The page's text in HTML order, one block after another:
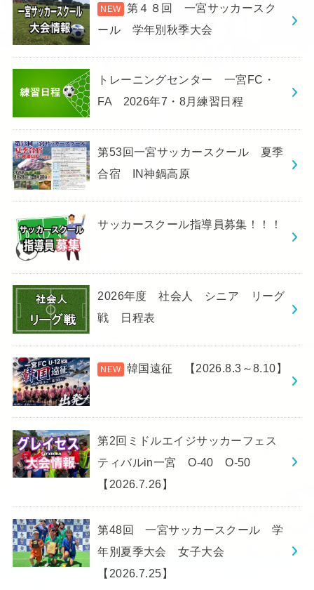
第４８回 一宮サッカースク
ール 学年別秋季大会
トレーニングセンター 一宮FC・
FA 2026年7・8月練習日程
第53回一宮サッカースクール 夏季
合宿 IN神鍋高原
サッカースクール指導員募集！！！
2026年度 社会人 シニア リーグ
戦 日程表
韓国遠征 【2026.8.3～8.10】
第2回ミドルエイジサッカーフェス
ティバルin一宮 O-40 O-50
【2026.7.26】
第48回 一宮サッカースクール 学
年別夏季大会 女子大会
【2026.7.25】